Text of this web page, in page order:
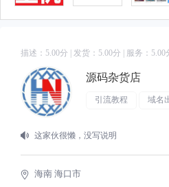
描述： 5.00分 | 发货： 5.00分 | 服务： 5.00
源码杂货店
引流教程 域名
这家伙很懒，没写说明
海南 海口市